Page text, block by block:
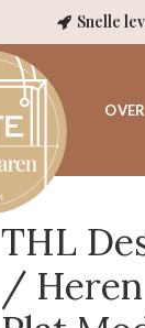
Snelle
THL
/